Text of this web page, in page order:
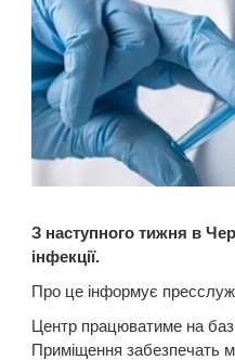
З наступного тижня в
інфекції.
Про це інформує
Центр працюватиме на
Приміщення забезпечать